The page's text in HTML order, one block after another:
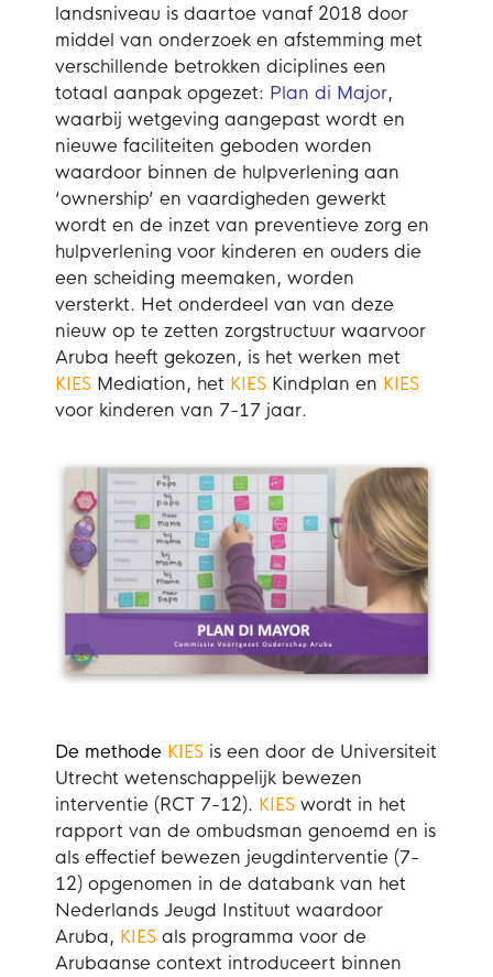
landsniveau is daartoe vanaf 2018 door
middel van onderzoek en afstemming met
verschillende betrokken diciplines een
totaal aanpak opgezet: Plan di Major,
waarbij wetgeving aangepast wordt en
nieuwe faciliteiten geboden worden
waardoor binnen de hulpverlening aan
‘ownership’ en vaardigheden gewerkt
wordt en de inzet van preventieve zorg en
hulpverlening voor kinderen en ouders die
een scheiding meemaken, worden
versterkt. Het onderdeel van van deze
nieuw op te zetten zorgstructuur waarvoor
Aruba heeft gekozen, is het werken met
KIES Mediation, het KIES Kindplan en KIES
voor kinderen van 7-17 jaar.
De methode KIES is een door de Universiteit
Utrecht wetenschappelijk bewezen
interventie (RCT 7-12). KIES wordt in het
rapport van de ombudsman genoemd en is
als effectief bewezen jeugdinterventie (7-
12) opgenomen in de databank van het
Nederlands Jeugd Instituut waardoor
Aruba, KIES als programma voor de
Arubaanse context introduceert binnen